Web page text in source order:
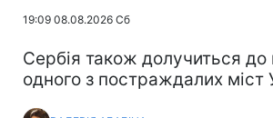
19:09 08.08.2026 Сб
Сербія також долучиться до
одного з постраждалих міст